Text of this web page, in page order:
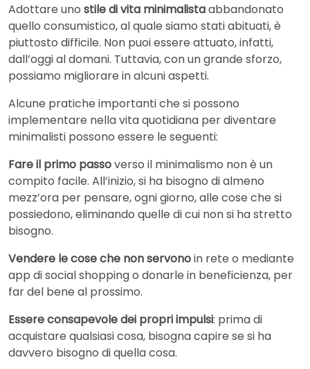
Adottare uno stile di vita minimalistaabbandonato
quello consumistico, al quale siamo stati abituati, è
piuttosto difficile. Non puoi essere attuato, infatti,
dall’oggi al domani. Tuttavia, con un grande sforzo,
possiamo migliorare in alcuni aspetti.
Alcune pratiche importanti che si possono
implementare nella vita quotidiana per diventare
minimalisti possono essere le seguenti:
Fare il primo passoverso il minimalismo non è un
compito facile. All’inizio, si ha bisogno di almeno
mezz’ora per pensare, ogni giorno, alle cose che si
possiedono, eliminando quelle di cui non si ha stretto
bisogno.
Vendere le cose che non servonoin rete o mediante
app di social shopping o donarle in beneficienza, per
far del bene al prossimo.
Essere consapevole dei propri impulsi: prima di
acquistare qualsiasi cosa, bisogna capire se si ha
davvero bisogno di quella cosa.